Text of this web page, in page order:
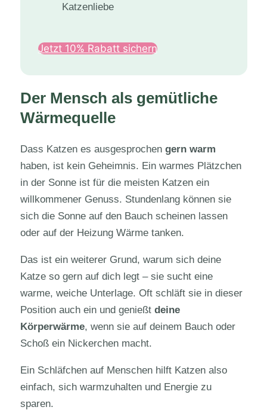
Jetzt 10% Rabatt sichern
Der Mensch als gemütliche
Wärmequelle
Dass Katzen es ausgesprochen gern warm
haben, ist kein Geheimnis. Ein warmes Plätzchen
in der Sonne ist für die meisten Katzen ein
willkommener Genuss. Stundenlang können sie
sich die Sonne auf den Bauch scheinen lassen
oder auf der Heizung Wärme tanken.
Das ist ein weiterer Grund, warum sich deine
Katze so gern auf dich legt – sie sucht eine
warme, weiche Unterlage. Oft schläft sie in dieser
Position auch ein und genießt deine
Körperwärme, wenn sie auf deinem Bauch oder
Schoß ein Nickerchen macht.
Ein Schläfchen auf Menschen hilft Katzen also
einfach, sich warmzuhalten und Energie zu
sparen.